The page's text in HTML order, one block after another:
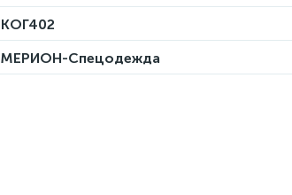
КОГ402
МЕРИОН-Спецодежда